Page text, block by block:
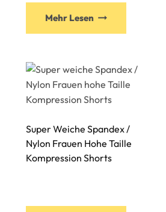
Mehr Lesen
Super Weiche Spandex /
Nylon Frauen Hohe Taille
Kompression Shorts